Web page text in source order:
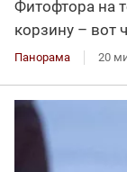
Фитофтора на
корзину – вот
Панорама 20